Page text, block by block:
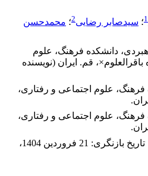
1؛ سیدصابر رضایی2؛ محمدحسن
دانشکده فرهنگ، علوم
اجتماعی و رفتاری، دانشگاه باقرالعلوم×، قم‎.‎‏ ایران (نویسنده
علوم اجتماعی و رفتاری،
علوم اجتماعی و رفتاری،
تاریخ بازنگری: 21 فروردین 1404
،